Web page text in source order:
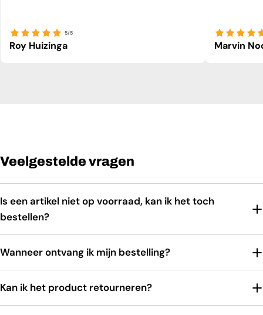
5/5
Roy Huizinga Marvin
Veelgestelde vragen
Is een artikel niet op voorraad, kan ik het toch
bestellen?
Wanneer ontvang ik mijn bestelling?
Kan ik het product retourneren?